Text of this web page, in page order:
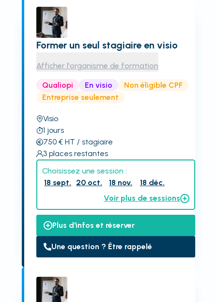
Former un seul stagiaire en visio
Afficher l'organisme de formation
Qualiopi En visio
Non éligible CPF
Entreprise seulement
Visio
1 jours
750€ HT / stagiaire
3 places restantes
Choisissez une session :
18 sept.
20 oct. 18 nov.
18 déc.
Voir plus de sessions
Plus d'infos et réserver
Une question ? Être rappelé